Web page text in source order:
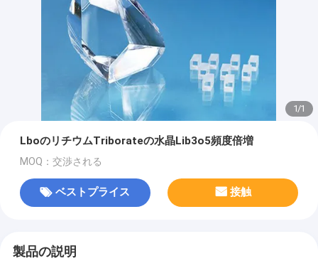
1/1
LboのリチウムTriborateの水晶Lib3o5頻度倍増
MOQ：交渉される
ベストプライス 接触
製品の説明